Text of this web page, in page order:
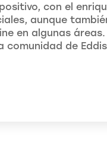
con el
aunque
en algunas áreas.
comunidad de